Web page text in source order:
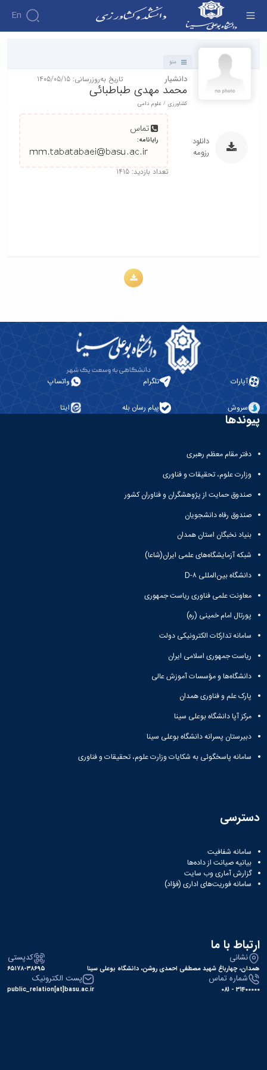
En
منو
دانشیار تاریخ به‌روزرسانی: 1405/05/15
محمد مهدی طباطبائی
کشاورزی / علوم دامی
تماس
رایانامه:
تعداد بازدید: 1415
دانلود
رزومه
آپارات تلگرام واتساپ
سروش پیام رسان بله ایتا
پیوندها
دفتر مقام معظم رهبری
وزارت علوم، تحقیقات و فناوری
صندوق حمایت از پژوهشگران و فناوران کشور
صندوق رفاه دانشجویان
بنیاد نخبگان استان همدان
شبکه آزمایشگاه‌های علمی ایران(شاعا)
دانشگاه بین‌المللی D-۸
معاونت علمی فناوری ریاست جمهوری
پورتال امام خمینی (ره)
سامانه تدارکات الکترونیکی دولت
ریاست جمهوری اسلامی ایران
دانشگاه‌ها و مؤسسات آموزش عالی
پارک علم و فناوری همدان
مرکز آپا دانشگاه بوعلی سینا
دبیرستان پسرانه دانشگاه بوعلی سینا
سامانه پاسخگوئی به شکایات وزارت علوم، تحقیقات و فناوری
دسترسی
سامانه شفافیت
بیانیه صیانت از داده‌ها
گزارش آماری وب‌ سایت
سامانه فوریت‌های اداری (فؤاد)
ارتباط با ما
نشانی
همدان، چهارباغ شهید مصطفی احمدی روشن، دانشگاه بوعلی سینا
کدپستی
۶۵۱۷۸-۳۸۶۹۵
شماره تماس
31400000 - 081
پست الکترونیک
public_relation[at]basu.ac.ir